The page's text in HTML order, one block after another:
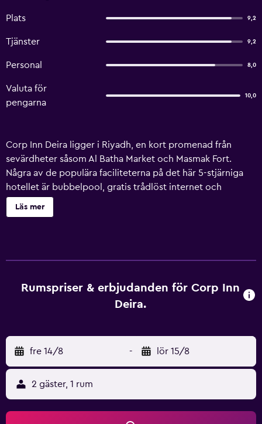
Plats 9,2
Tjänster 9,2
Personal 8,0
Valuta för
pengarna
10,0
Corp Inn Deira ligger i Riyadh, en kort promenad från
sevärdheter såsom Al Batha Market och Masmak Fort.
Några av de populära faciliteterna på det här 5-stjärniga
hotellet är bubbelpool, gratis trådlöst internet och
inomhuspool. Corp Inn Deiras gäster kan njuta i bastu eller
ta en massagebehandling. Här finns en expresservice för
Khalid flygplats är mindre än 40 minuters körning från
detta hotellet. Kingdom Centre och Al Faisaliyah Center
Läs mer
Rumspriser & erbjudanden för Corp Inn
Deira.
fre 14/8 - lör 15/8
2 gäster, 1 rum